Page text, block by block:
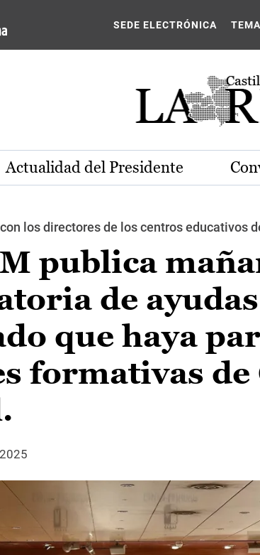
SEDE ELECTRÓNICA
Actualidad del Presidente
los directores de los centros educativos
publica
de
que haya
formativas